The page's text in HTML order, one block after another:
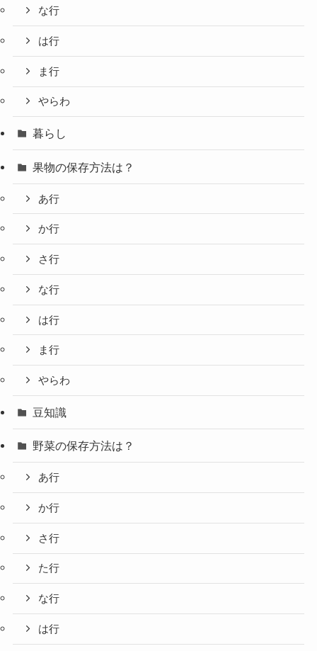
な行
は行
ま行
やらわ
暮らし
果物の保存方法は？
あ行
か行
さ行
な行
は行
ま行
やらわ
豆知識
野菜の保存方法は？
あ行
か行
さ行
た行
な行
は行